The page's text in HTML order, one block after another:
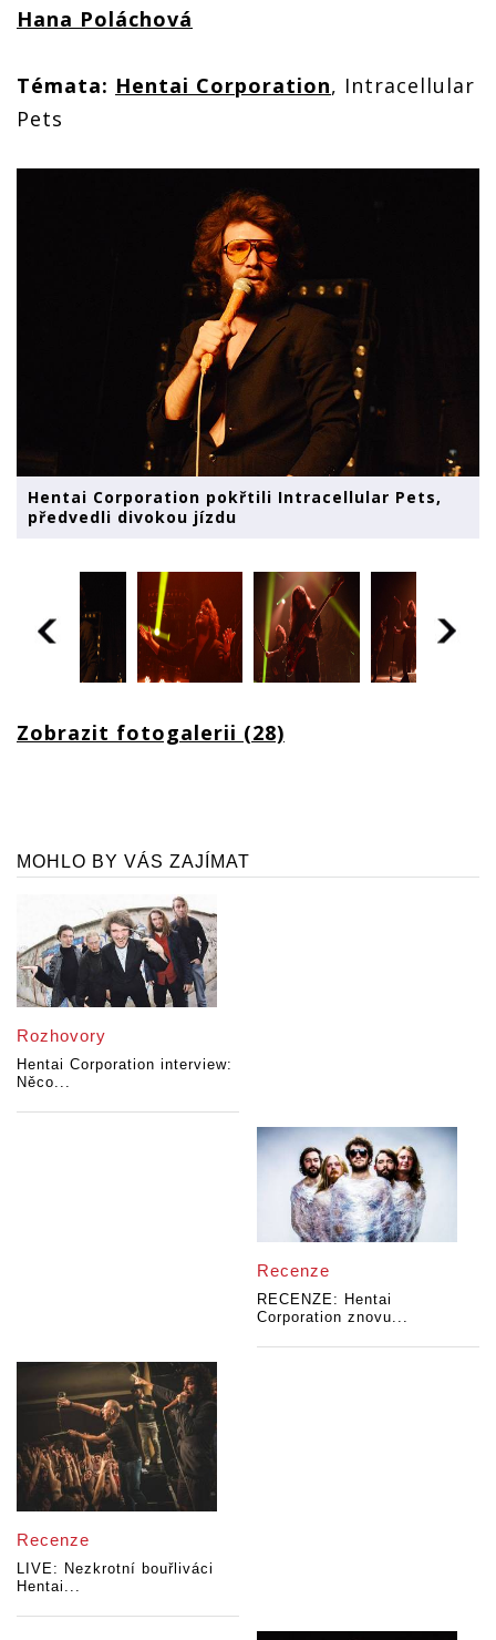
Hana Poláchová
Témata: Hentai Corporation, Intracellular
Pets
Hentai Corporation pokřtili Intracellular Pets,
předvedli divokou jízdu
Zobrazit fotogalerii (28)
MOHLO BY VÁS ZAJÍMAT
Rozhovory
Hentai Corporation interview:
Něco...
Recenze
RECENZE: Hentai
Corporation znovu...
Recenze
LIVE: Nezkrotní bouřliváci
Hentai...